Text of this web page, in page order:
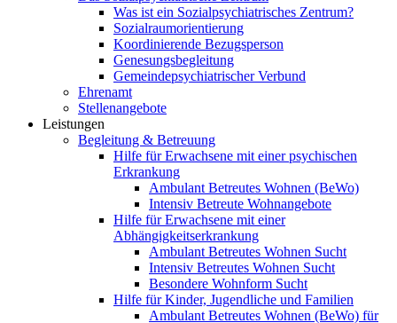
Was ist ein Sozialpsychiatrisches Zentrum?
Sozialraumorientierung
Koordinierende Bezugsperson
Genesungsbegleitung
Gemeindepsychiatrischer Verbund
Ehrenamt
Stellenangebote
Leistungen
Begleitung & Betreuung
Hilfe für Erwachsene mit einer psychischen
Erkrankung
Ambulant Betreutes Wohnen (BeWo)
Intensiv Betreute Wohnangebote
Hilfe für Erwachsene mit einer
Abhängigkeitserkrankung
Ambulant Betreutes Wohnen Sucht
Intensiv Betreutes Wohnen Sucht
Besondere Wohnform Sucht
Hilfe für Kinder, Jugendliche und Familien
Ambulant Betreutes Wohnen (BeWo) für